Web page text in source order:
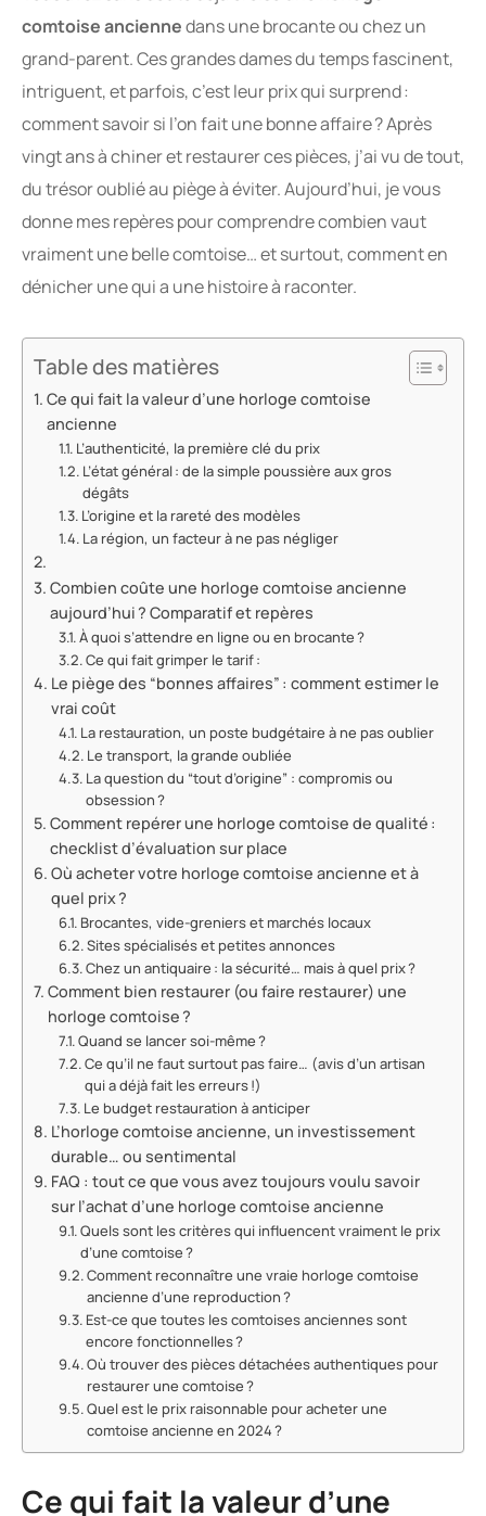
comtoise anciennedans une brocante ou chez un
grand-parent. Ces grandes dames du temps fascinent,
intriguent, et parfois, c’est leur prix qui surprend :
comment savoir si l’on fait une bonne affaire ? Après
vingt ans à chiner et restaurer ces pièces, j’ai vu de tout,
du trésor oublié au piège à éviter. Aujourd’hui, je vous
donne mes repères pour comprendre combien vaut
vraiment une belle comtoise… et surtout, comment en
dénicher une qui a une histoire à raconter.
Table des matières
Ce qui fait la valeur d’une horloge comtoise
ancienne
L’authenticité, la première clé du prix
L’état général : de la simple poussière aux gros
dégâts
L’origine et la rareté des modèles
La région, un facteur à ne pas négliger
Combien coûte une horloge comtoise ancienne
aujourd’hui ? Comparatif et repères
À quoi s’attendre en ligne ou en brocante ?
Ce qui fait grimper le tarif :
Le piège des “bonnes affaires” : comment estimer le
vrai coût
La restauration, un poste budgétaire à ne pas oublier
Le transport, la grande oubliée
La question du “tout d’origine” : compromis ou
obsession ?
Comment repérer une horloge comtoise de qualité :
checklist d’évaluation sur place
Où acheter votre horloge comtoise ancienne et à
quel prix ?
Brocantes, vide-greniers et marchés locaux
Sites spécialisés et petites annonces
Chez un antiquaire : la sécurité… mais à quel prix ?
Comment bien restaurer (ou faire restaurer) une
horloge comtoise ?
Quand se lancer soi-même ?
Ce qu’il ne faut surtout pas faire… (avis d’un artisan
qui a déjà fait les erreurs !)
Le budget restauration à anticiper
L’horloge comtoise ancienne, un investissement
durable… ou sentimental
FAQ : tout ce que vous avez toujours voulu savoir
sur l’achat d’une horloge comtoise ancienne
Quels sont les critères qui influencent vraiment le prix
d’une comtoise ?
Comment reconnaître une vraie horloge comtoise
ancienne d’une reproduction ?
Est-ce que toutes les comtoises anciennes sont
encore fonctionnelles ?
Où trouver des pièces détachées authentiques pour
restaurer une comtoise ?
Quel est le prix raisonnable pour acheter une
comtoise ancienne en 2024 ?
Ce qui fait la valeur d’une